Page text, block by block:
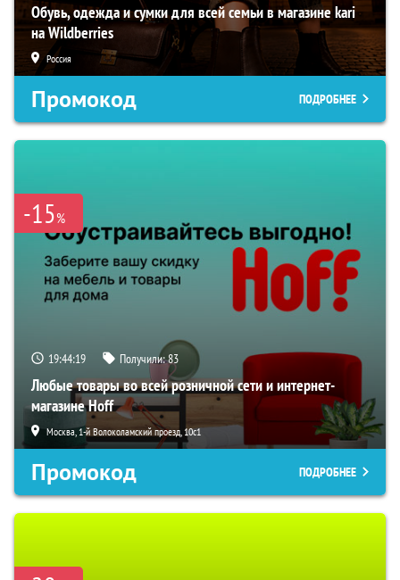
Обувь, одежда и сумки для всей семьи в магазине kari
на Wildberries
Россия
Промокод ПОДРОБНЕЕ
-15%
19:44:18 Получили:83
Любые товары во всей розничной сети и интернет-
магазине Hoff
Москва, 1-й Волоколамский проезд, 10с1
Промокод ПОДРОБНЕЕ